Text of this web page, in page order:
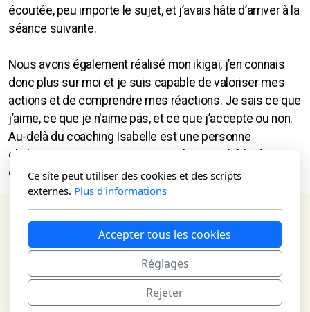
écoutée, peu importe le sujet, et j’avais hâte d’arriver à la
séance suivante.
Nous avons également réalisé mon ikigaï, j’en connais
donc plus sur moi et je suis capable de valoriser mes
actions et de comprendre mes réactions. Je sais ce que
j’aime, ce que je n'aime pas, et ce que j’accepte ou non.
Au-delà du coaching Isabelle est une personne
chaleureuse et ouverte, avec qui il est agréable de
continuer à échanger."
Echangeons ensemble !
Des questions ? Besoin d'informations
complémentaires ?
Ce site peut utiliser des cookies et des scripts
externes. Plus d'informations
Accepter tous les cookies
Réglages
Rejeter